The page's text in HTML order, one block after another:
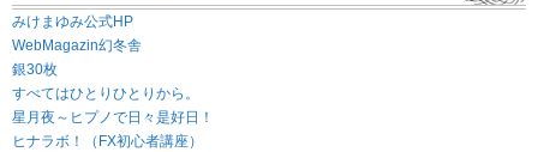
みけまゆみ公式HP
WebMagazin幻冬舎
銀30枚
すべてはひとりひとりから。
星月夜～ヒプノで日々是好日！
ヒナラボ！（FX初心者講座）